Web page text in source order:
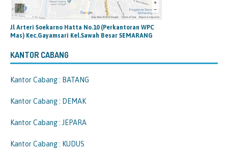
Jl Arteri Soekarno Hatta No.10 (Perkantoran WPC
Mas) Kec.Gayamsari Kel.Sawah Besar SEMARANG
KANTOR CABANG
Kantor Cabang : BATANG
Kantor Cabang : DEMAK
Kantor Cabang : JEPARA
Kantor Cabang : KUDUS